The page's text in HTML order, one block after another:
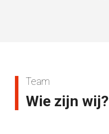
Team
Wie zijn wij?